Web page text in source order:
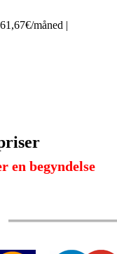
måned |
en begyndelse